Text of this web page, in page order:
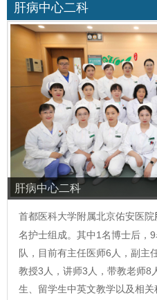
肝病中心二科
肝病中心二科
首都医科大学附属北京佑安医院
名护士组成。其中1名博士后，
队，目前有主任医师6人，副主
教授3人，讲师3人，带教老师8
生、留学生中英文教学以及相